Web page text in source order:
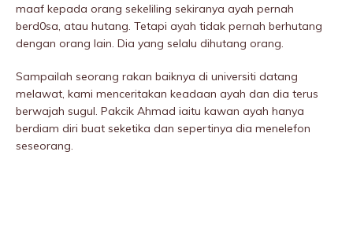
maaf kepada orang sekeliling sekiranya ayah pernah
berd0sa, atau hutang. Tetapi ayah tidak pernah berhutang
dengan orang lain. Dia yang selalu dihutang orang.
Sampailah seorang rakan baiknya di universiti datang
melawat, kami menceritakan keadaan ayah dan dia terus
berwajah sugul. Pakcik Ahmad iaitu kawan ayah hanya
berdiam diri buat seketika dan sepertinya dia menelefon
seseorang.